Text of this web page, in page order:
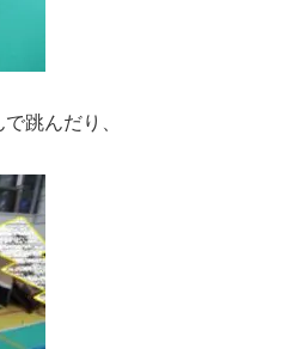
跳んだり、